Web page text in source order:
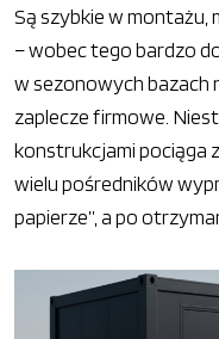
Są szybkie w montażu,
– wobec tego bardzo
w sezonowych bazach
zaplecze firmowe.
konstrukcjami pociąga
wielu pośredników
papierze”, a po